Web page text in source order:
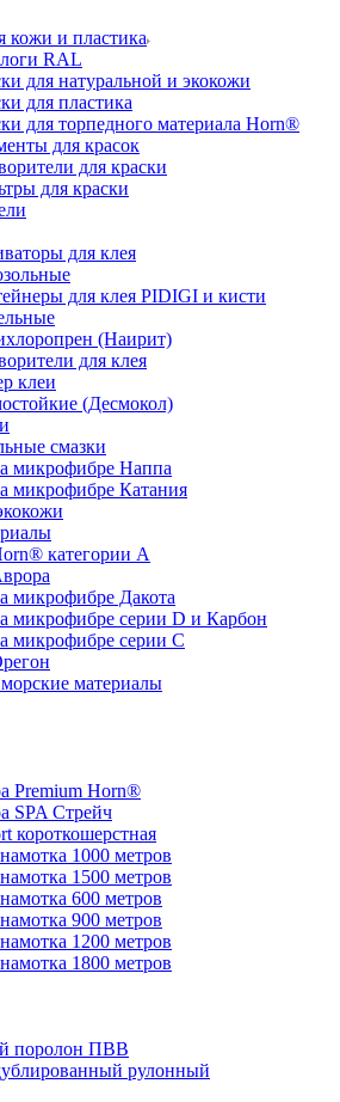
кожи и пластика
RAL
для натуральной и экокожи
для пластика
для торпедного материала Horn®
для красок
для краски
для краски
для клея
для клея PIDIGI и кисти
(Наирит)
для клея
клеи
(Десмокол)
смазки
микрофибре Наппа
микрофибре Катания
категории A
микрофибре Дакота
микрофибре серии D и Карбон
микрофибре серии С
материалы
Premium Horn®
SPA Стрейч
короткошерстная
1000 метров
1500 метров
600 метров
900 метров
1200 метров
1800 метров
поролон ПВВ
рулонный